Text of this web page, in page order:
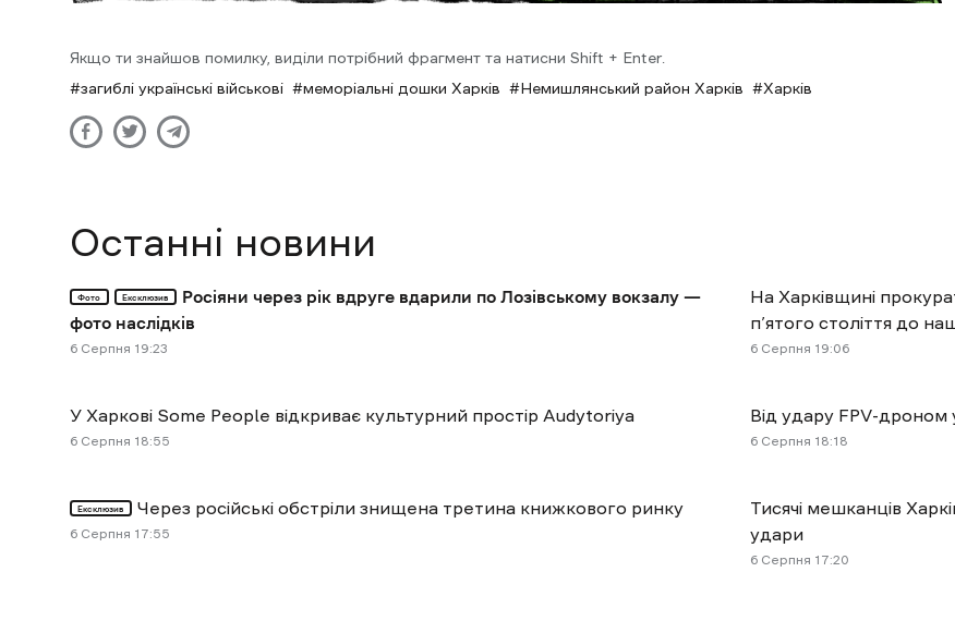
Якщо ти знайшов помилку, виділи потрібний фрагмент та натисни Shift + Enter.
загиблі українські військові
меморіальні дошки Харків Немишлянський район Харків Харків
Останні новини
Фото Ексклюзив
Росіяни через рік вдруге вдарили по Лозівському вокзалу —
фото наслідків
6 Cерпня 19:23
На Харківщині
п’ятого століття до
6 Cерпня 19:06
У Харкові Some People відкриває культурний простір Audytoriya
6 Cерпня 18:55
Від удару FPV-дроном
6 Cерпня 18:18
Ексклюзив Через російські обстріли знищена третина книжкового ринку
6 Cерпня 17:55
Тисячі мешканців
удари
6 Cерпня 17:20